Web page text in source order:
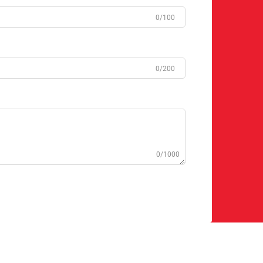
0/100
0/200
0/1000